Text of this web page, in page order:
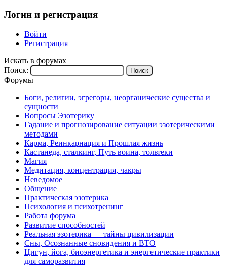
Логин и регистрация
Войти
Регистрация
Искать в форумах
Поиск:
Форумы
Боги, религии, эгрегоры, неорганические существа и
сущности
Вопросы Эзотерику
Гадание и прогнозирование ситуации эзотерическими
методами
Карма, Реинкарнация и Прошлая жизнь
Кастанеда, сталкинг, Путь воина, тольтеки
Магия
Медитация, концентрация, чакры
Неведомое
Общение
Практическая эзотерика
Психология и психотренинг
Работа форума
Развитие способностей
Реальная эзотерика — тайны цивилизации
Сны, Осознанные сновидения и ВТО
Цигун, йога, биоэнергетика и энергетические практики
для саморазвития